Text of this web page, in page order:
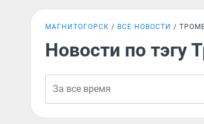
МАГНИТОГОРСК ВСЕ НОВОСТИ
Новости по тэгу